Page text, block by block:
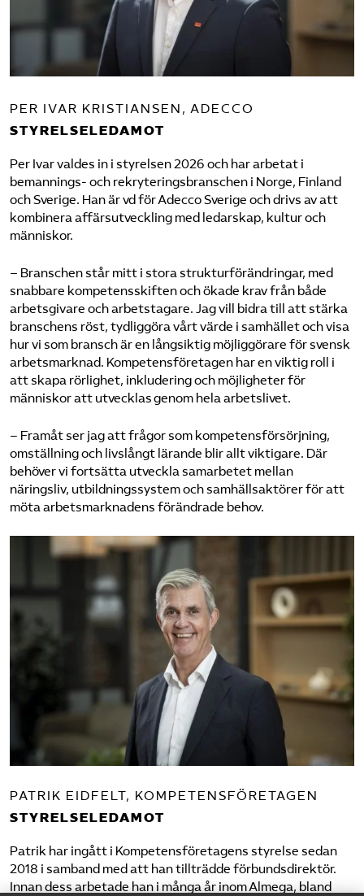
PER IVAR KRISTIANSEN, ADECCO
STYRELSELEDAMOT
Per Ivar valdes in i styrelsen 2026 och har arbetat i
bemannings- och rekryteringsbranschen i Norge, Finland
och Sverige. Han är vd för Adecco Sverige och drivs av att
kombinera affärsutveckling med ledarskap, kultur och
människor.
– Branschen står mitt i stora strukturförändringar, med
snabbare kompetensskiften och ökade krav från både
arbetsgivare och arbetstagare. Jag vill bidra till att stärka
branschens röst, tydliggöra vårt värde i samhället och visa
hur vi som bransch är en långsiktig möjliggörare för svensk
arbetsmarknad. Kompetensföretagen har en viktig roll i
att skapa rörlighet, inkludering och möjligheter för
människor att utvecklas genom hela arbetslivet.
– Framåt ser jag att frågor som kompetensförsörjning,
omställning och livslångt lärande blir allt viktigare. Där
behöver vi fortsätta utveckla samarbetet mellan
näringsliv, utbildningssystem och samhällsaktörer för att
möta arbetsmarknadens förändrade behov.
PATRIK EIDFELT, KOMPETENS­FÖRETAGEN
STYRELSELEDAMOT
Patrik har ingått i Kompetensföretagens styrelse sedan
2018 i samband med att han tillträdde förbundsdirektör.
Innan dess arbetade han i många år inom Almega, bland